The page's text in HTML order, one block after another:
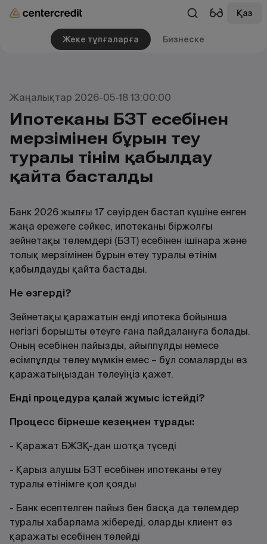
Қаз
Жеке тұлғаларға Бизнеске
Жаңалықтар 2026-05-18 13:00:00
Ипотеканы БЗТ есебінен
мерзімінен бұрын өтеу
туралы өтінім қабылдау
қайта басталды
Банк 2026 жылғы 17 сәуірден бастап күшіне енген
жаңа ережеге сәйкес, ипотеканы біржолғы
зейнетақы төлемдері (БЗТ) есебінен ішінара және
толық мерзімінен бұрын өтеу туралы өтінім
қабылдауды қайта бастады.
Не өзгерді?
Зейнетақы қаражатын енді ипотека бойынша
негізгі борышты өтеуге ғана пайдалануға болады.
Оның есебінен пайызды, айыппұлды немесе
өсімпұлды төлеу мүмкін емес – бұл сомаларды өз
қаражатыңыздан төлеуіңіз қажет.
Енді процедура қалай жұмыс істейді?
Процесс бірнеше кезеңнен тұрады:
- Қаражат БЖЗҚ-дан шотқа түседі
- Қарыз алушы БЗТ есебінен ипотеканы өтеу
туралы өтінімге қол қояды
- Банк есептелген пайыз бен басқа да төлемдер
туралы хабарлама жібереді, оларды клиент өз
қаражаты есебінен төлейді